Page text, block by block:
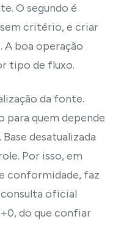
O segundo é
critério, e criar
boa operação
tipo de fluxo.
da fonte.
para quem depende
desatualizada
Por isso, em
conformidade, faz
oficial
do que confiar